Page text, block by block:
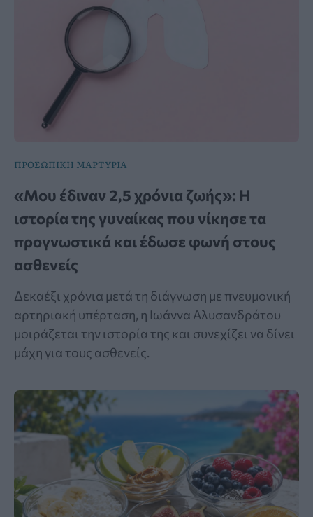
ΠΡΟΣΩΠΙΚΗ ΜΑΡΤΥΡΙΑ
«Μου έδιναν 2,5 χρόνια ζωής»: Η
ιστορία της γυναίκας που νίκησε τα
προγνωστικά και έδωσε φωνή στους
ασθενείς
Δεκαέξι χρόνια μετά τη διάγνωση με πνευμονική
αρτηριακή υπέρταση, η Ιωάννα Αλυσανδράτου
μοιράζεται την ιστορία της και συνεχίζει να δίνει
μάχη για τους ασθενείς.